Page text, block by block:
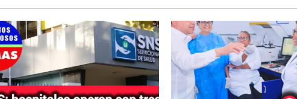
al
por
la
celebración
reunión
ordinaria
Comité